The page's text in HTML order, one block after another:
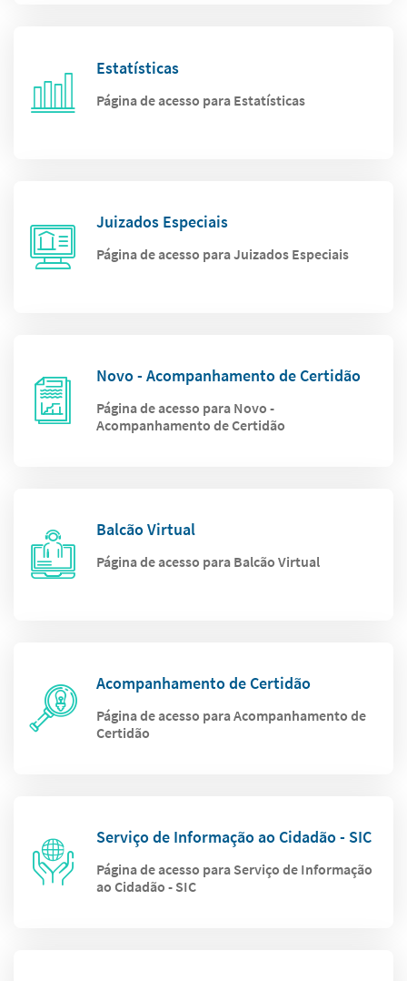
Estatísticas
Página de acesso para Estatísticas
Juizados Especiais
Página de acesso para Juizados Especiais
Novo - Acompanhamento de Certidão
Página de acesso para Novo -
Acompanhamento de Certidão
Balcão Virtual
Página de acesso para Balcão Virtual
Acompanhamento de Certidão
Página de acesso para Acompanhamento de
Certidão
Serviço de Informação ao Cidadão - SIC
Página de acesso para Serviço de Informação
ao Cidadão - SIC